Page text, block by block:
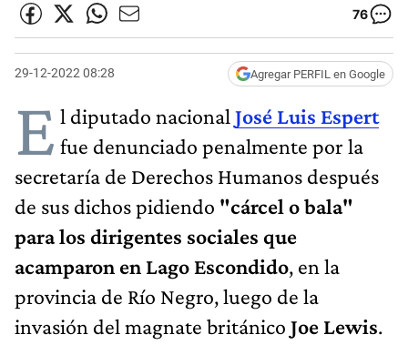
76
29-12-2022 08:28 Agregar PERFIL en Google
E l diputado nacional José Luis Espert
fue denunciado penalmente por la
secretaría de Derechos Humanos después
de sus dichos pidiendo "cárcel o bala"
para los dirigentes sociales que
acamparon en Lago Escondido, en la
provincia de Río Negro, luego de la
invasión del magnate británico Joe Lewis.